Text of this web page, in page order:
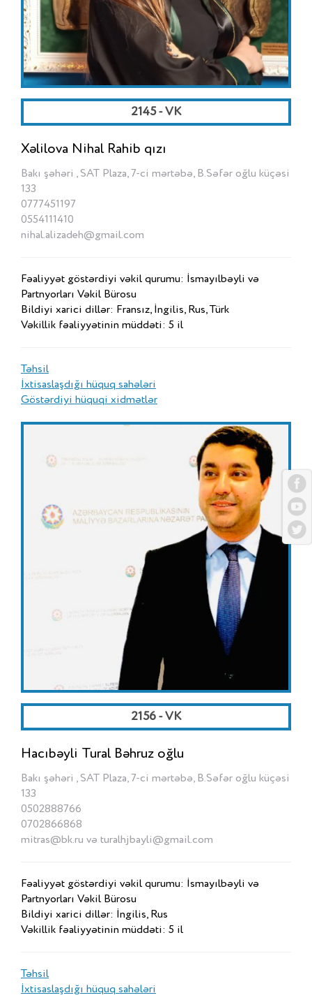
2145 - VK
Xəlilova Nihal Rahib qızı
Bakı şəhəri , SAT Plaza, 7-ci mərtəbə, B.Səfər oğlu küçəsi
133
0777451197
0554111410
nihal.alizadeh@gmail.com
Fəaliyyət göstərdiyi vəkil qurumu: İsmayılbəyli və
Partnyorları Vəkil Bürosu
Bildiyi xarici dillər: Fransız, İngilis, Rus, Türk
Vəkillik fəaliyyətinin müddəti: 5 il
Təhsil
İxtisaslaşdığı hüquq sahələri
Göstərdiyi hüquqi xidmətlər
2156 - VK
Hacıbəyli Tural Bəhruz oğlu
Bakı şəhəri , SAT Plaza, 7-ci mərtəbə, B.Səfər oğlu küçəsi
133
0502888766
0702866868
mitras@bk.ru və turalhjbayli@gmail.com
Fəaliyyət göstərdiyi vəkil qurumu: İsmayılbəyli və
Partnyorları Vəkil Bürosu
Bildiyi xarici dillər: İngilis, Rus
Vəkillik fəaliyyətinin müddəti: 5 il
Təhsil
İxtisaslaşdığı hüquq sahələri